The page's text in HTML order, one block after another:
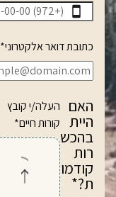
כתובת דואר אלקטרוני*
האם
היית
בהכש
רות
קודמו
ת?*
העלה/י קובץ
קורות חיים*